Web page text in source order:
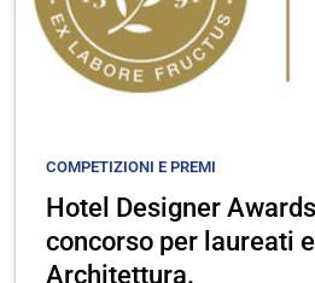
COMPETIZIONI E PREMI
Hotel Designer
concorso per laureati
Architettura.